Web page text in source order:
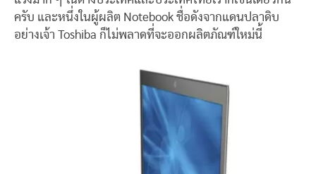
ครับ และหนึ่งในผู้ผลิต Notebook ชื่อดังจากแดนปลาดิบ
อย่างเจ้า Toshiba ก็ไม่พลาดที่จะออกผลิตภัณฑ์ใหม่นี้